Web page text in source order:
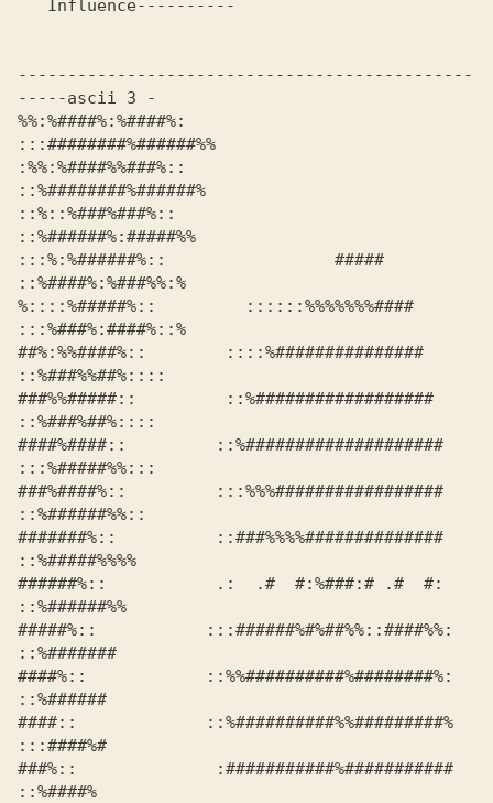
----------------------------------------------
-----ascii 3 -
%%:%####%:%####%:
:::########%######%%
:%%:%####%%###%::
::%########%######%
::%::%###%###%::
::%######%:#####%%
:::%:%######%::                 #####
::%####%:%###%%:%
%::::%#####%::         ::::::%%%%%%%####
:::%###%:####%::%
##%:%%####%::        ::::%###############
::%###%%##%::::
###%%#####::         ::%##################
::%###%##%::::
####%####::         ::%####################
:::%#####%%:::
###%####%::         :::%%%#################
#######%::          ::###%%%%##############
::%#####%%%%
######%::           .:  .#  #:%###:# .#  #:
::%######%%
#####%::           :::######%#%##%%::####%%:
::%#######
####%::            ::%%##########%########%:
::%######
####::             ::%##########%%#########%
:::####%#
###%::              :###########%###########
::%####%